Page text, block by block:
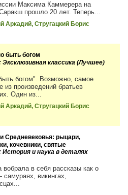
Максима Каммерера на
прошло 20 лет. Теперь...
Аркадий, Стругацкий Борис
быть богом
Эксклюзивная классика (Лучшее)
богом". Возможно, самое
из произведений братьев
Один из...
Аркадий, Стругацкий Борис
Средневековья: рыцари,
кочевники, святые
История и наука в деталях
вобрала в себя рассказы как о
самураях, викингах,